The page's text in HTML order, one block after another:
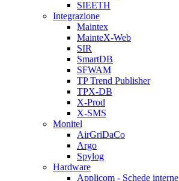
SIEETH
Integrazione
Maintex
MainteX-Web
SIR
SmartDB
SFWAM
TP Trend Publisher
TPX-DB
X-Prod
X-SMS
Monitel
AirGriDaCo
Argo
Spylog
Hardware
Applicom - Schede interne